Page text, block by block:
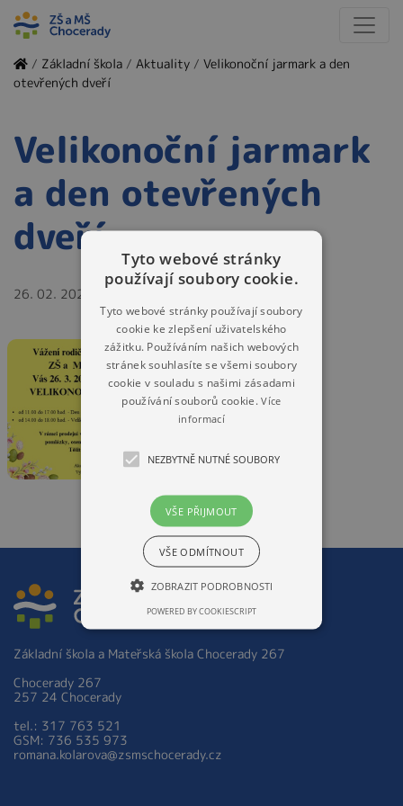
/ Základní škola / Aktuality / Velikonoční jarmark a den
otevřených dveří
Velikonoční jarmark
a den otevřených
dveří
26. 02. 2024
Základní škola a Mateřská škola Chocerady 267
Chocerady 267
257 24 Chocerady
tel.: 317 763 521
GSM: 736 535 973
romana.kolarova@zsmschocerady.cz
Tyto webové stránky
používají soubory cookie.
Tyto webové stránky používají soubory
cookie ke zlepšení uživatelského
zážitku. Používáním našich webových
stránek souhlasíte se všemi soubory
cookie v souladu s našimi zásadami
používání souborů cookie.Více
informací
NEZBYTNĚ NUTNÉ SOUBORY
VŠE PŘIJMOUT
VŠE ODMÍTNOUT
ZOBRAZIT PODROBNOSTI
POWERED BY COOKIESCRIPT